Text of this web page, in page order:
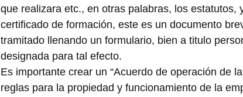
que realizara etc., en otras palabras, los estatutos,
certificado de formación, este es un documento
tramitado llenando un formulario, bien a titulo
designada para tal efecto.
Es importante crear un “Acuerdo de operación de
reglas para la propiedad y funcionamiento de la